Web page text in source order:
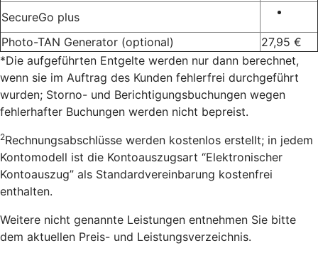
SecureGo plus
Photo-TAN Generator (optional)
27,95 €
*Die aufgeführten Entgelte werden nur dann berechnet,
wenn sie im Auftrag des Kunden fehlerfrei durchgeführt
wurden; Storno- und Berichtigungsbuchungen wegen
fehlerhafter Buchungen werden nicht bepreist.
2Rechnungsabschlüsse werden kostenlos erstellt; in jedem
Kontomodell ist die Kontoauszugsart “Elektronischer
Kontoauszug” als Standardvereinbarung kostenfrei
enthalten.
Weitere nicht genannte Leistungen entnehmen Sie bitte
dem aktuellen Preis- und Leistungsverzeichnis.